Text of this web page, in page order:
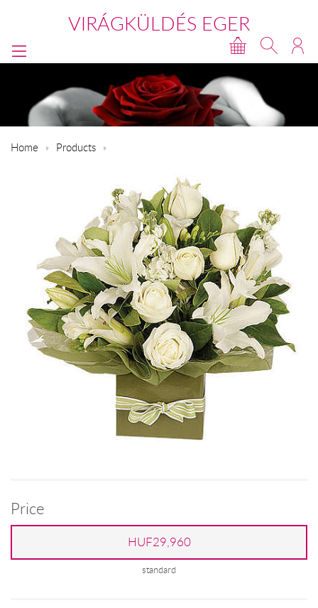
VIRÁGKÜLDÉS EGER
Home Products
Price
HUF29,960
standard